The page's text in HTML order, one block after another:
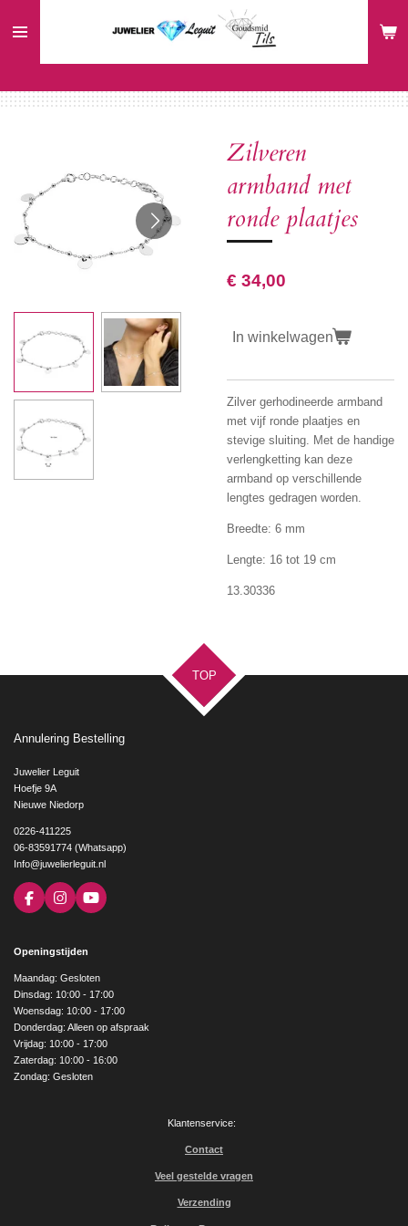
direct
hoofdinhoud
Zilveren
armband met
ronde plaatjes
€ 34,00
In winkelwagen
Zilver gerhodineerde armband
met vijf ronde plaatjes en
stevige sluiting. Met de handige
verlengketting kan deze
armband op verschillende
lengtes gedragen worden.
Breedte: 6 mm
Lengte: 16 tot 19 cm
13.30336
TOP
Annulering Bestelling
Juwelier Leguit
Hoefje 9A
Nieuwe Niedorp
0226-411225
06-83591774 (Whatsapp)
Info@juwelierleguit.nl
F
a
b
o
k
I
n
a
g
r
a
m
Y
o
e
Openingstijden
Maandag: Gesloten
Dinsdag: 10:00 - 17:00
Woensdag: 10:00 - 17:00
Donderdag: Alleen op afspraak
Vrijdag: 10:00 - 17:00
Zaterdag: 10:00 - 16:00
Zondag: Gesloten
Klantenservice:
Contact
Veel gestelde vragen
Verzending